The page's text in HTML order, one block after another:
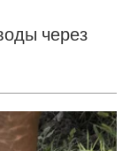
через